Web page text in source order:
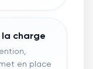
charge
en place